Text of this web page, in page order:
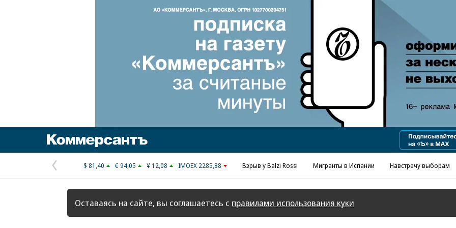
Реклама в «Ъ» www.kommersant.ru/ad
Предыдущая
страница
$ 81,40 € 94,05 ¥ 12,08 IMOEX 2285,88 Взрыв у Balzi Rossi Мигранты в Испании Навстречу выборам
Оставаясь на сайте, вы соглашаетесь с правилами использования куки